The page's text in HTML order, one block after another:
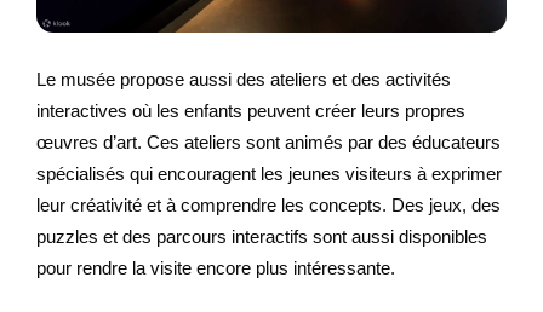
Le musée propose aussi des ateliers et des activités
interactives où les enfants peuvent créer leurs propres
œuvres d’art. Ces ateliers sont animés par des éducateurs
spécialisés qui encouragent les jeunes visiteurs à exprimer
leur créativité et à comprendre les concepts. Des jeux, des
puzzles et des parcours interactifs sont aussi disponibles
pour rendre la visite encore plus intéressante.